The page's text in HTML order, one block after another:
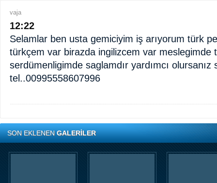
vaja
12:22
Selamlar ben usta gemiciyim iş arıyorum türk
türkçem var birazda ingilizcem var meslegimde
serdümenligimde saglamdır yardımcı olursanız
tel..00995558607996
SON EKLENENGALERİLER